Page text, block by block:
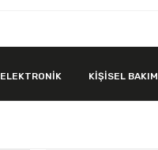
ELEKTRONİK KİŞİSEL BAKIM